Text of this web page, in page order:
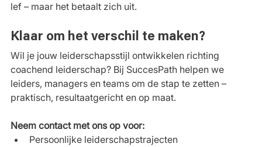
lef – maar het betaalt zich uit.
Klaar om het verschil te maken?
Wil je jouw leiderschapsstijl ontwikkelen richting
coachend leiderschap? Bij SuccesPath helpen we
leiders, managers en teams om de stap te zetten –
praktisch, resultaatgericht en op maat.
Neem contact met ons op voor:
Persoonlijke leiderschapstrajecten